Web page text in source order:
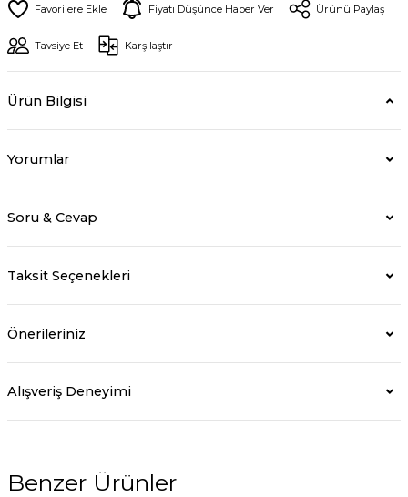
Fiyatı Düşünce Haber Ver Ürünü Paylaş
Tavsiye Et Karşılaştır
Ürün Bilgisi
Yorumlar
Soru & Cevap
Taksit Seçenekleri
Önerileriniz
Alışveriş Deneyimi
Benzer Ürünler